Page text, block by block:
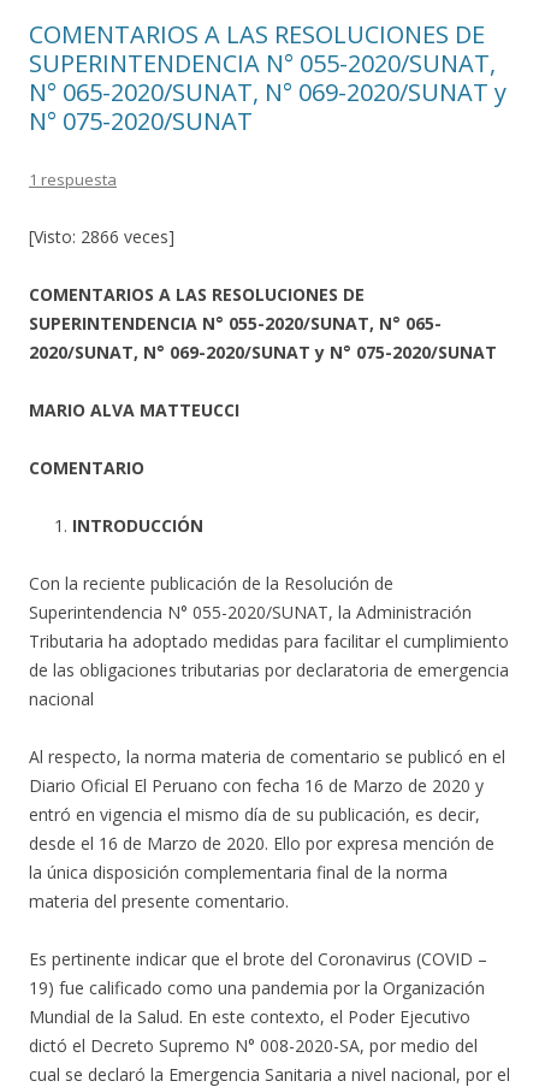
COMENTARIOS A LAS RESOLUCIONES DE
SUPERINTENDENCIA N° 055-2020/SUNAT,
N° 065-2020/SUNAT, N° 069-2020/SUNAT y
N° 075-2020/SUNAT
1 respuesta
[Visto: 2866 veces]
COMENTARIOS A LAS RESOLUCIONES DE
SUPERINTENDENCIA N° 055-2020/SUNAT, N° 065-
2020/SUNAT, N° 069-2020/SUNAT y N° 075-2020/SUNAT
MARIO ALVA MATTEUCCI
COMENTARIO
INTRODUCCIÓN
Con la reciente publicación de la Resolución de
Superintendencia N° 055-2020/SUNAT, la Administración
Tributaria ha adoptado medidas para facilitar el cumplimiento
de las obligaciones tributarias por declaratoria de emergencia
nacional
Al respecto, la norma materia de comentario se publicó en el
Diario Oficial El Peruano con fecha 16 de Marzo de 2020 y
entró en vigencia el mismo día de su publicación, es decir,
desde el 16 de Marzo de 2020. Ello por expresa mención de
la única disposición complementaria final de la norma
materia del presente comentario.
Es pertinente indicar que el brote del Coronavirus (COVID –
19) fue calificado como una pandemia por la Organización
Mundial de la Salud. En este contexto, el Poder Ejecutivo
dictó el Decreto Supremo N° 008-2020-SA, por medio del
cual se declaró la Emergencia Sanitaria a nivel nacional, por el